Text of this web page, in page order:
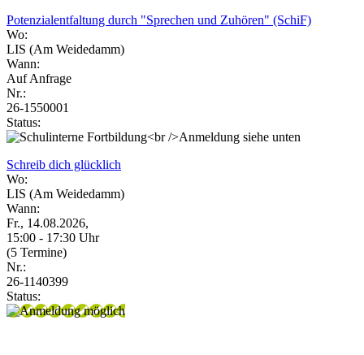
Potenzialentfaltung durch "Sprechen und Zuhören" (SchiF)
Wo:
LIS (Am Weidedamm)
Wann:
Auf Anfrage
Nr.:
26-1550001
Status:
Schreib dich glücklich
Wo:
LIS (Am Weidedamm)
Wann:
Fr., 14.08.2026,
15:00 - 17:30 Uhr
(5 Termine)
Nr.:
26-1140399
Status: